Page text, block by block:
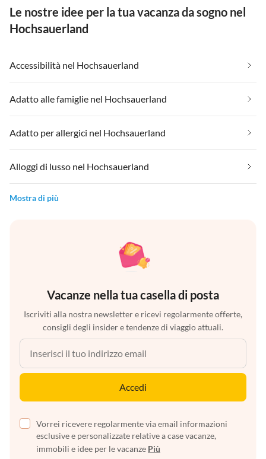
Le nostre idee per la tua vacanza da sogno nel
Hochsauerland
Accessibilità nel Hochsauerland
Adatto alle famiglie nel Hochsauerland
Adatto per allergici nel Hochsauerland
Alloggi di lusso nel Hochsauerland
Mostra di più
Vacanze nella tua casella di posta
Iscriviti alla nostra newsletter e ricevi regolarmente offerte,
consigli degli insider e tendenze di viaggio attuali.
Accedi
Vorrei ricevere regolarmente via email informazioni
esclusive e personalizzate relative a case vacanze,
immobili e idee per le vacanze Più